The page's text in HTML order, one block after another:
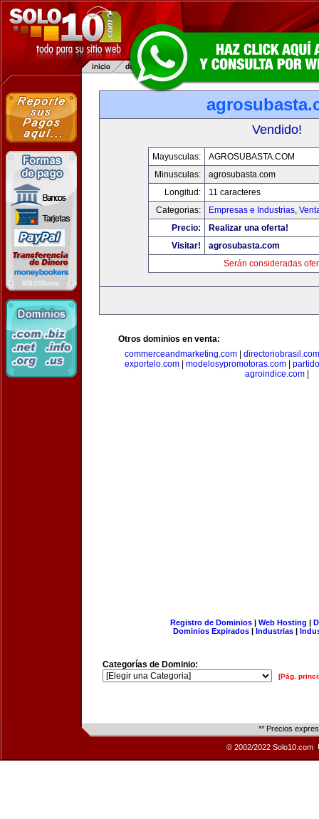
Vendido!
Mayusculas:
AGROSUBASTA.COM
Minusculas:
agrosubasta.com
Longitud:
11 caracteres
Categorias:
Empresas e Industrias,
Precio:
Realizar una oferta!
Visitar!
agrosubasta.com
Serán consideradas
Otros dominios en venta:
commerceandmarketing.com| directoriobrasil.com
exportelo.com
modelosypromotoras.com
agroindice.com
Registro de Dominios| Web Hosting |
Dominios Expirados | Industrias |
Categorías de Dominio:
[Pág.
** Precios
© 2002/2022 Solo10.com